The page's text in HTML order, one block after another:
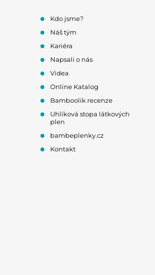
Kdo jsme?
Náš tým
Kariéra
Napsali o nás
Videa
Online Katalog
Bamboolik recenze
Uhlíková stopa látkových
plen
bambeplenky.cz
Kontakt